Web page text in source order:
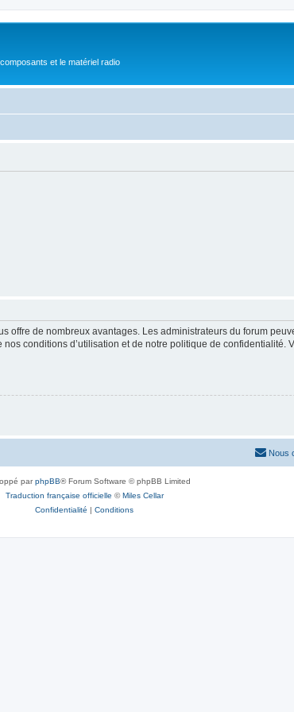
et le matériel radio
offre de nombreux avantages. Les administrateurs du forum
conditions d’utilisation et de notre politique de
Nous
parphpBB® Forum Software © phpBB Limited
Traduction française officielle ©Miles Cellar
Confidentialité | Conditions